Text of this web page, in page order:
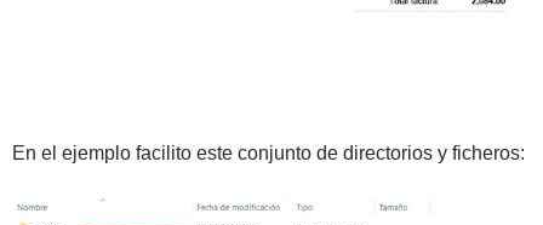
En el ejemplo facilito este conjunto de directorios y ficheros: